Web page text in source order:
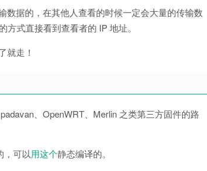
据的，在其他人查看的时候一定会大量的传输数
式直接看到查看者的 IP 地址。
就走！
、OpenWRT、Merlin 之类第三方固件的路
，可以用这个静态编译的。